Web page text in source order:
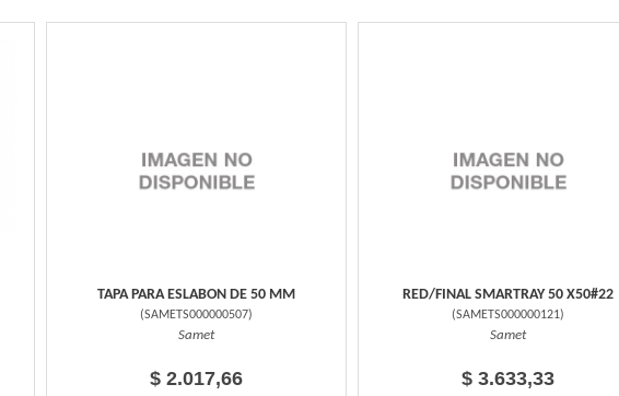
TAPA PARA ESLABON DE 50 MM
(SAMETS000000507)
Samet
$ 2.017,66
RED/FINAL SMARTRAY 50 X50#22
(SAMETS000000121)
Samet
$ 3.633,33